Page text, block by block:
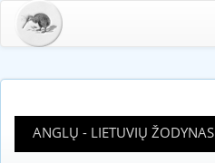
ANGLŲ - LIETUVIŲ ŽODYNAS